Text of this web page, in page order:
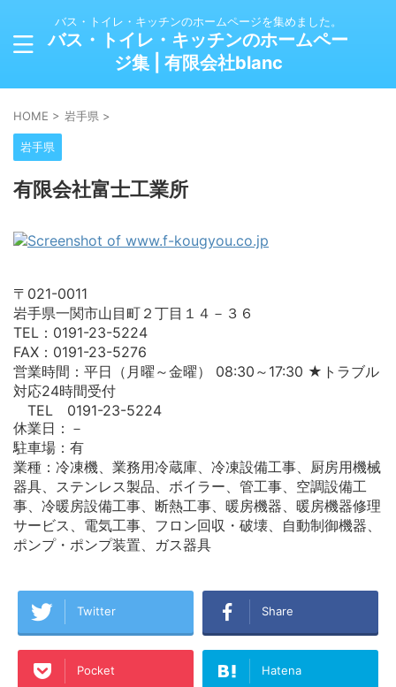
バス・トイレ・キッチンのホームページを集めました。
バス・トイレ・キッチンのホームペー
ジ集 | 有限会社blanc
HOME > 岩手県 >
岩手県
有限会社富士工業所
〒021-0011
岩手県一関市山目町２丁目１４－３６
TEL：0191-23-5224
FAX：0191-23-5276
営業時間：平日（月曜～金曜） 08:30～17:30 ★トラブル
対応24時間受付
TEL 0191-23-5224
休業日：－
駐車場：有
業種：冷凍機、業務用冷蔵庫、冷凍設備工事、厨房用機械
器具、ステンレス製品、ボイラー、管工事、空調設備工
事、冷暖房設備工事、断熱工事、暖房機器、暖房機器修理
サービス、電気工事、フロン回収・破壊、自動制御機器、
ポンプ・ポンプ装置、ガス器具
Twitter Share
Pocket Hatena